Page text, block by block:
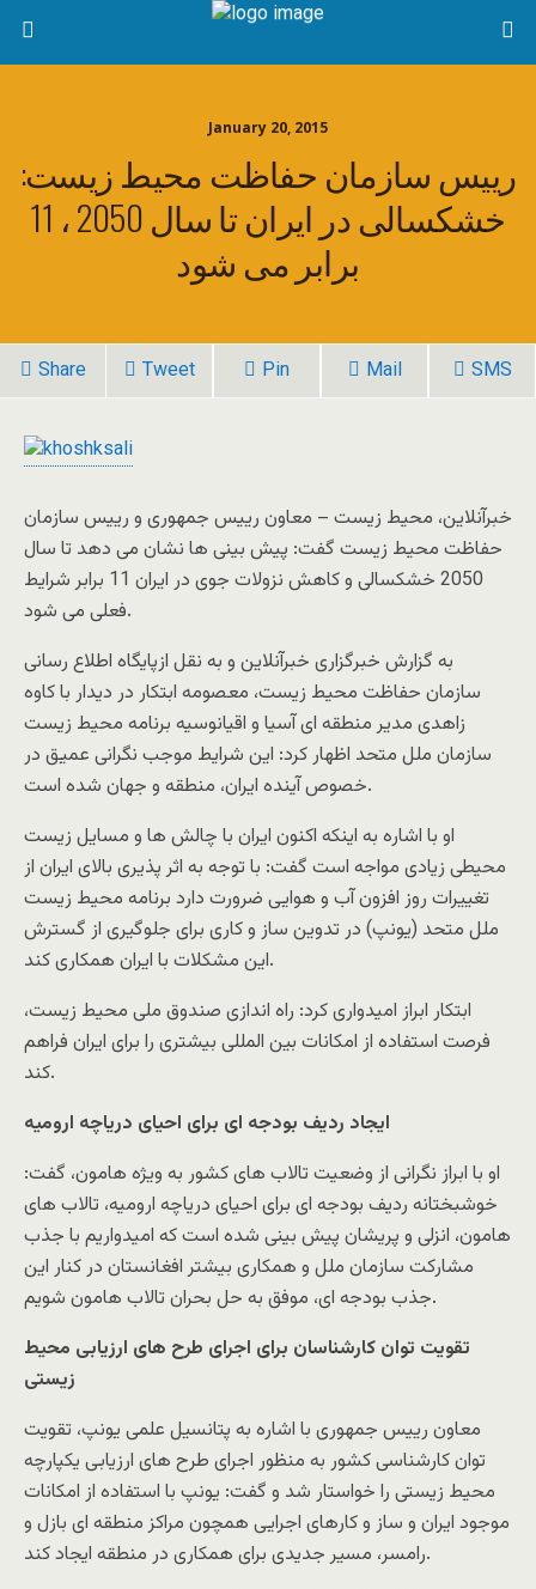
January 20, 2015
رییس سازمان حفاظت محیط زیست:
خشکسالی در ایران تا سال 2050 ، 11
برابر می شود
Share Tweet Pin Mail SMS
خبرآنلاين، محیط زیست – معاون رییس جمهوری و رییس سازمان
حفاظت محیط زیست گفت: پیش بینی ها نشان می دهد تا سال
2050 خشکسالی و کاهش نزولات جوی در ایران 11 برابر شرایط
فعلی می شود.
به گزارش خبرگزاری خبرآنلاین و به نقل ازپایگاه اطلاع رسانی
سازمان حفاظت محیط زیست، معصومه ابتکار در دیدار با کاوه
زاهدی مدیر منطقه ای آسیا و اقیانوسیه برنامه محیط زیست
سازمان ملل متحد اظهار کرد: این شرایط موجب نگرانی عمیق در
خصوص آینده ایران، منطقه و جهان شده است.
او با اشاره به اینکه اکنون ایران با چالش ها و مسایل زیست
محیطی زیادی مواجه است گفت: با توجه به اثر پذیری بالای ایران از
تغییرات روز افزون آب و هوایی ضرورت دارد برنامه محیط زیست
ملل متحد (یونپ) در تدوین ساز و کاری برای جلوگیری از گسترش
این مشکلات با ایران همکاری کند.
ابتکار ابراز امیدواری کرد: راه اندازی صندوق ملی محیط زیست،
فرصت استفاده از امکانات بین المللی بیشتری را برای ایران فراهم
کند.
ایجاد ردیف بودجه ای برای احیای دریاچه ارومیه
او با ابراز نگرانی از وضعیت تالاب های کشور به ویژه هامون، گفت:
خوشبختانه ردیف بودجه ای برای احیای دریاچه ارومیه، تالاب های
هامون، انزلی و پریشان پیش بینی شده است که امیدواریم با جذب
مشارکت سازمان ملل و همکاری بیشتر افغانستان در کنار این
جذب بودجه ای، موفق به حل بحران تالاب هامون شویم.
تقویت توان کارشناسان برای اجرای طرح های ارزیابی محیط
زیستی
معاون رییس جمهوری با اشاره به پتانسیل علمی یونپ، تقویت
توان کارشناسی کشور به منظور اجرای طرح های ارزیابی یکپارچه
محیط زیستی را خواستار شد و گفت: یونپ با استفاده از امکانات
موجود ایران و ساز و کارهای اجرایی همچون مراکز منطقه ای بازل و
رامسر، مسیر جدیدی برای همکاری در منطقه ایجاد کند.